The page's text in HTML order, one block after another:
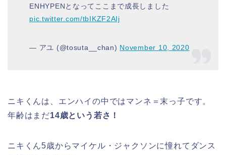
ENHYPENとなってここまで成長しました
pic.twitter.com/tbIKZF2AIj
— アユ (@tosuta__chan) November 10, 2020
ニキくんは、 エンハイの中ではマンネ＝末っ子です。
年齢はまだ14歳という若さ！
ニキくん5歳からマイケル・ジャクソンに憧れてダンス